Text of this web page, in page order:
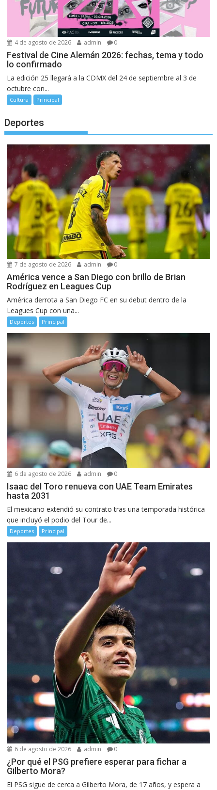
4 de agosto de 2026 admin 0
Festival de Cine Alemán 2026: fechas, tema y todo
lo confirmado
La edición 25 llegará a la CDMX del 24 de septiembre al 3 de
octubre con...
Cultura Principal
Deportes
7 de agosto de 2026 admin 0
América vence a San Diego con brillo de Brian
Rodríguez en Leagues Cup
América derrota a San Diego FC en su debut dentro de la
Leagues Cup con una...
Deportes Principal
6 de agosto de 2026 admin 0
Isaac del Toro renueva con UAE Team Emirates
hasta 2031
El mexicano extendió su contrato tras una temporada histórica
que incluyó el podio del Tour de...
Deportes Principal
6 de agosto de 2026 admin 0
¿Por qué el PSG prefiere esperar para fichar a
Gilberto Mora?
El PSG sigue de cerca a Gilberto Mora, de 17 años, y espera a